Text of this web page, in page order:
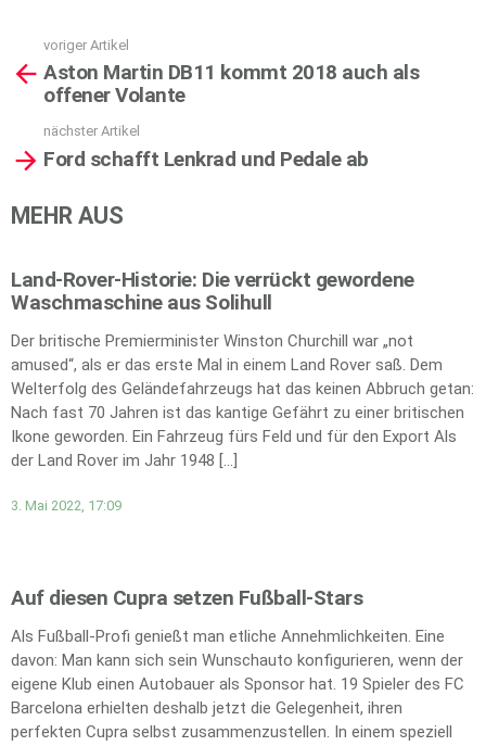
more
voriger Artikel
Aston Martin DB11 kommt 2018 auch als
offener Volante
nächster Artikel
Ford schafft Lenkrad und Pedale ab
MEHR AUS
Land-Rover-Historie: Die verrückt gewordene
Waschmaschine aus Solihull
Der britische Premierminister Winston Churchill war „not
amused“, als er das erste Mal in einem Land Rover saß. Dem
Welterfolg des Geländefahrzeugs hat das keinen Abbruch getan:
Nach fast 70 Jahren ist das kantige Gefährt zu einer britischen
Ikone geworden. Ein Fahrzeug fürs Feld und für den Export Als
der Land Rover im Jahr 1948 […]
3. Mai 2022, 17:09
Auf diesen Cupra setzen Fußball-Stars
Als Fußball-Profi genießt man etliche Annehmlichkeiten. Eine
davon: Man kann sich sein Wunschauto konfigurieren, wenn der
eigene Klub einen Autobauer als Sponsor hat. 19 Spieler des FC
Barcelona erhielten deshalb jetzt die Gelegenheit, ihren
perfekten Cupra selbst zusammenzustellen. In einem speziell